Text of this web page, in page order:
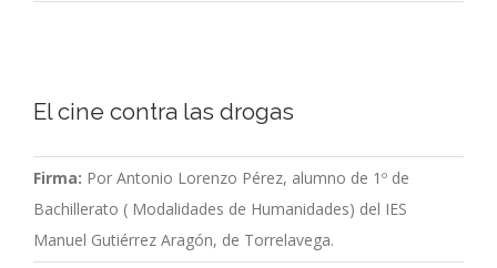
El cine contra las drogas
Firma: Por Antonio Lorenzo Pérez, alumno de 1º de
Bachillerato ( Modalidades de Humanidades) del IES
Manuel Gutiérrez Aragón, de Torrelavega.